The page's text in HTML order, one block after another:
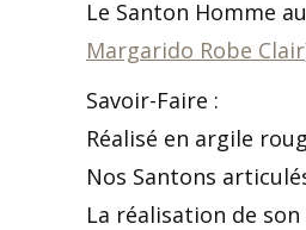
Le Santon Homme
Margarido Robe Clair
Savoir-Faire :
Réalisé en argile
Nos Santons
La réalisation de